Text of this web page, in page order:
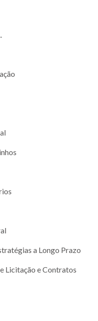
a Longo Prazo
Licitação e Contratos